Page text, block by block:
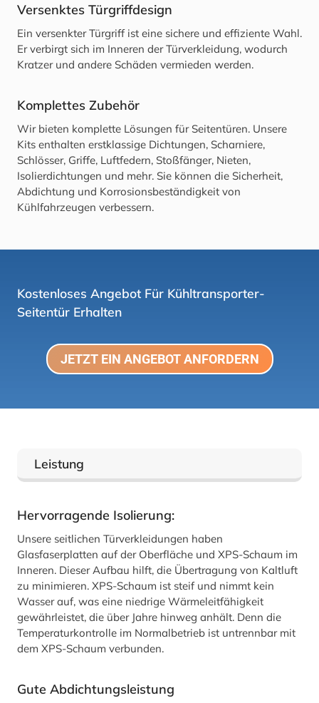
Versenktes Türgriffdesign
Ein versenkter Türgriff ist eine sichere und effiziente Wahl.
Er verbirgt sich im Inneren der Türverkleidung, wodurch
Kratzer und andere Schäden vermieden werden.
Komplettes Zubehör
Wir bieten komplette Lösungen für Seitentüren. Unsere
Kits enthalten erstklassige Dichtungen, Scharniere,
Schlösser, Griffe, Luftfedern, Stoßfänger, Nieten,
Isolierdichtungen und mehr. Sie können die Sicherheit,
Abdichtung und Korrosionsbeständigkeit von
Kühlfahrzeugen verbessern.
Kostenloses Angebot Für Kühltransporter-
Seitentür Erhalten
JETZT EIN ANGEBOT ANFORDERN
Leistung
Hervorragende Isolierung:
Unsere seitlichen Türverkleidungen haben
Glasfaserplatten auf der Oberfläche und XPS-Schaum im
Inneren. Dieser Aufbau hilft, die Übertragung von Kaltluft
zu minimieren. XPS-Schaum ist steif und nimmt kein
Wasser auf, was eine niedrige Wärmeleitfähigkeit
gewährleistet, die über Jahre hinweg anhält. Denn die
Temperaturkontrolle im Normalbetrieb ist untrennbar mit
dem XPS-Schaum verbunden.
Gute Abdichtungsleistung